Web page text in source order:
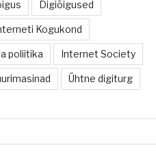
Digiõigused
Kogukond
poliitika Internet Society
Ühtne digiturg